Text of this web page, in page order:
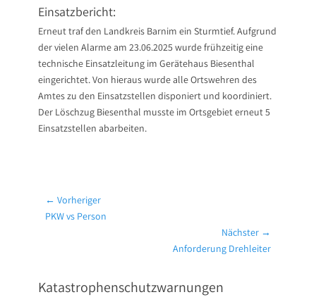
Einsatzbericht:
Erneut traf den Landkreis Barnim ein Sturmtief. Aufgrund
der vielen Alarme am 23.06.2025 wurde frühzeitig eine
technische Einsatzleitung im Gerätehaus Biesenthal
eingerichtet. Von hieraus wurde alle Ortswehren des
Amtes zu den Einsatzstellen disponiert und koordiniert.
Der Löschzug Biesenthal musste im Ortsgebiet erneut 5
Einsatzstellen abarbeiten.
Beitragsnavigation
← Vorheriger
Vorheriger
PKW vs Person
Nächster →
Anforderung Drehleiter
Katastrophenschutzwarnungen